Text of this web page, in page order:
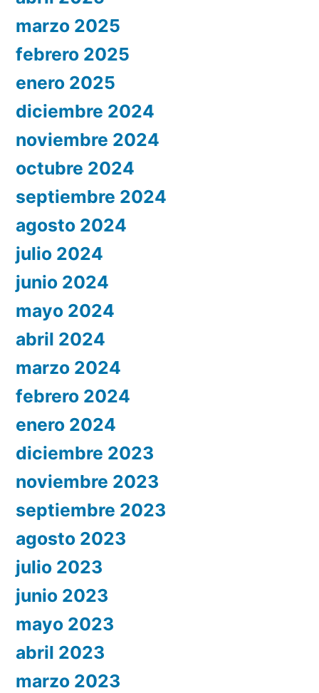
marzo 2025
febrero 2025
enero 2025
diciembre 2024
noviembre 2024
octubre 2024
septiembre 2024
agosto 2024
julio 2024
junio 2024
mayo 2024
abril 2024
marzo 2024
febrero 2024
enero 2024
diciembre 2023
noviembre 2023
septiembre 2023
agosto 2023
julio 2023
junio 2023
mayo 2023
abril 2023
marzo 2023